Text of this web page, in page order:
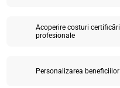
Acoperire costuri certificări
profesionale
Personalizarea beneficiilor